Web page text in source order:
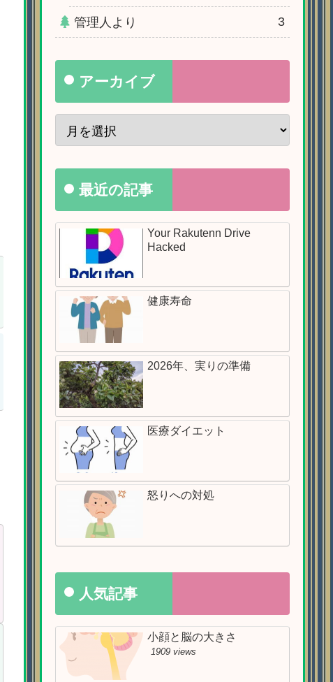
管理人より 3
アーカイブ
最近の記事
Your Rakutenn Drive
Hacked
健康寿命
2026年、実りの準備
医療ダイエット
怒りへの対処
人気記事
小顔と脳の大きさ
1909 views